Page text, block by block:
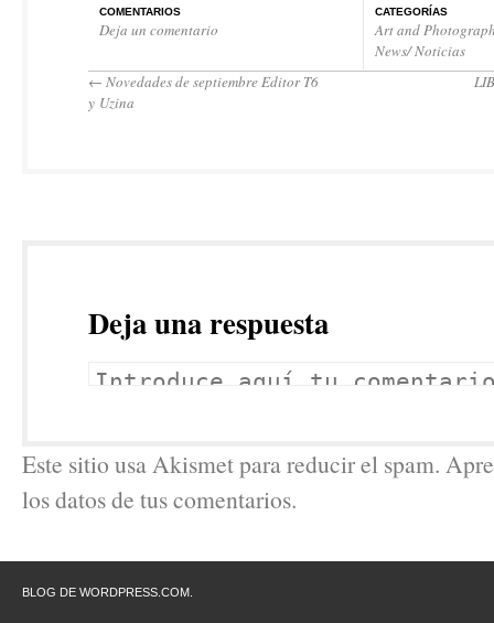
COMENTARIOS
Deja un comentario
CATEGORÍAS
Art and
News/ Noticias
← Novedades de septiembre Editor T6
y Uzina
Deja una respuesta
Este sitio usa Akismet para reducir el spam.
los datos de tus comentarios.
BLOG DE WORDPRESS.COM.